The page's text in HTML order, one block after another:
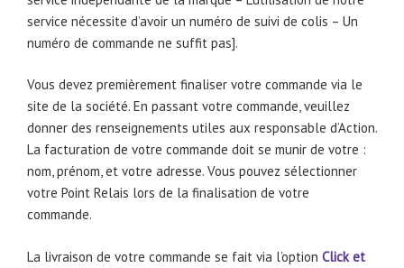
service nécessite d’avoir un numéro de suivi de colis – Un
numéro de commande ne suffit pas].
Vous devez premièrement finaliser votre commande via le
site de la société. En passant votre commande, veuillez
donner des renseignements utiles aux responsable d’Action.
La facturation de votre commande doit se munir de votre :
nom, prénom, et votre adresse. Vous pouvez sélectionner
votre Point Relais lors de la finalisation de votre
commande.
La livraison de votre commande se fait via l’option Click et